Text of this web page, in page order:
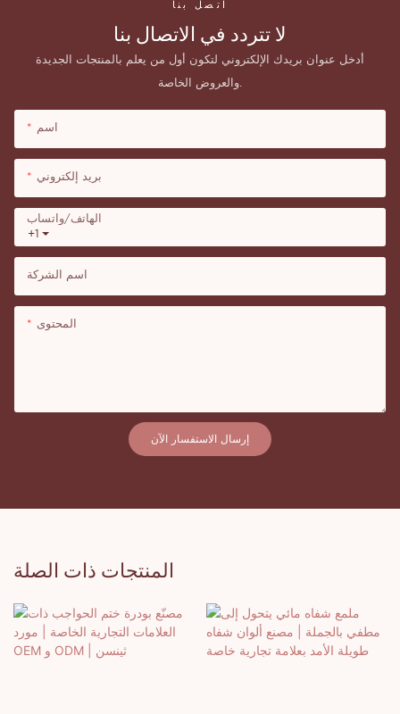
اتصل بنا
لا تتردد في الاتصال بنا
أدخل عنوان بريدك الإلكتروني لتكون أول من يعلم بالمنتجات الجديدة
اسم
بريد إلكتروني
+1
الهاتف/واتساب
اسم الشركة
المحتوى
إرسال الاستفسار الآن
المنتجات ذات الصلة